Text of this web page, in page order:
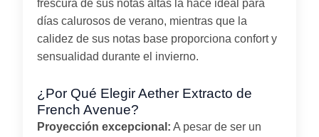
frescura de sus notas altas la hace ideal para
días calurosos de verano, mientras que la
calidez de sus notas base proporciona confort y
sensualidad durante el invierno.
¿Por Qué Elegir Aether Extracto de
French Avenue?
Proyección excepcional: A pesar de ser un